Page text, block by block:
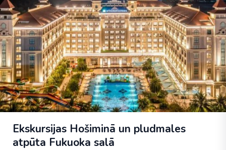
Ekskursijas Hošiminā un pludmales
atpūta Fukuoka salā